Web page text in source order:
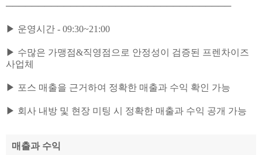
───────────────────────────────────
▶ 운영시간 - 09:30~21:00
▶ 수많은 가맹점&직영점으로 안정성이 검증된 프렌차이즈
사업체
▶ 포스 매출을 근거하여 정확한 매출과 수익 확인 가능
▶ 회사 내방 및 현장 미팅 시 정확한 매출과 수익 공개 가능
매출과 수익